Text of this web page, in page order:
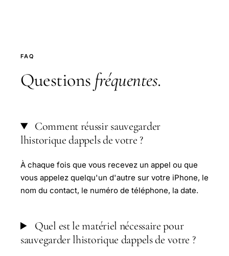
FAQ
Questions fréquentes.
Comment réussir sauvegarder
lhistorique dappels de votre ?
À chaque fois que vous recevez un appel ou que
vous appelez quelqu'un d'autre sur votre iPhone, le
nom du contact, le numéro de téléphone, la date.
Quel est le matériel nécessaire pour
sauvegarder lhistorique dappels de votre ?